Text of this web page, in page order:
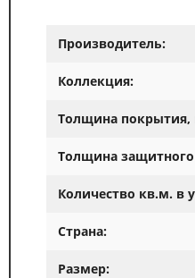
Производитель:
Коллекция:
Толщина
Толщина
Количество кв.м. в
Страна:
Размер: